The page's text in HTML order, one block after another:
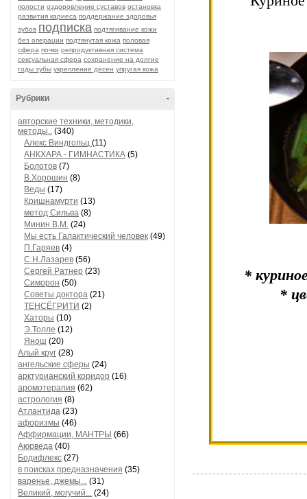
полости оздоровление суставов остановка
развития кариеса поддержание здоровья
зубов подписка подтягивание кожи
без операции подтянутая кожа половая
сфера почки репродуктивная система
сексуальная сфера сохранение на долгие
годы зубы укрепление десен упругая кожа
-
Рубрики
авторские техники, методики,
методы.. (340)
Алекс Виндгольц (11)
АНКХАРА - ГИМНАСТИКА (5)
Болотов (7)
В.Хорошин (8)
Веды (17)
Кришнамурти (13)
метод Сильва (8)
Минин В.М. (24)
Мы есть Галактический человек (49)
П.Гаряев (4)
С.Н.Лазарев (56)
Сергей Ратнер (23)
Симорон (50)
Советы доктора (21)
ТЕНСЁГРИТИ (2)
Хаторы (10)
Э.Толле (12)
Янош (20)
Алый круг (28)
ангельские сферы (24)
арктурианский коридор (16)
аромотерапия (62)
астрология (8)
Атлантида (23)
афоризмы (46)
Аффирмации, МАНТРЫ (66)
Аюрведа (40)
Бодифлекс (27)
в поисках предназначения (35)
варенье, джемы... (31)
Великий, могучий... (24)
*
*